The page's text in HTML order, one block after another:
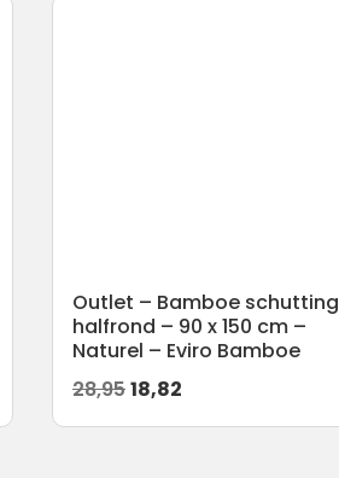
Outlet – Bamboe schutting
halfrond – 90 x 150 cm –
Naturel – Eviro Bamboe
28,95Oorspronkelijke
prijs
18,82
prijs